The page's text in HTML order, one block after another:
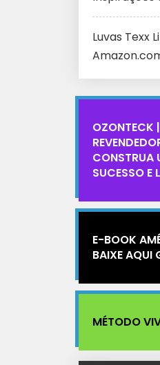
Luvas Texx
OZONTECK
CONSTRUA
SUCESSO E
E-BOOK
BAIXE AQUI
MÉTODO